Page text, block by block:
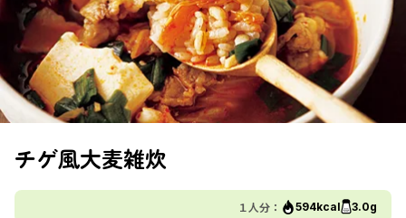
チゲ風大麦雑炊
１人分： 594kcal 3.0g